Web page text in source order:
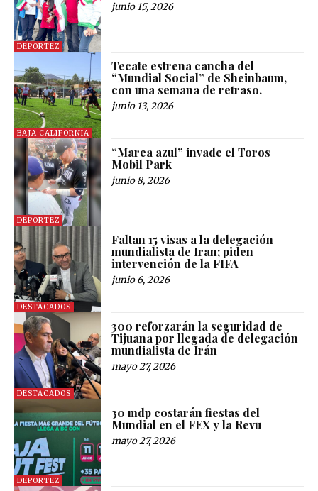
DEPORTEZ
junio 15, 2026
BAJA CALIFORNIA
Tecate estrena cancha del
“Mundial Social” de Sheinbaum,
con una semana de retraso.
junio 13, 2026
DEPORTEZ
“Marea azul” invade el Toros
Mobil Park
junio 8, 2026
DESTACADOS
Faltan 15 visas a la delegación
mundialista de Iran; piden
intervención de la FIFA
junio 6, 2026
DESTACADOS
300 reforzarán la seguridad de
Tijuana por llegada de delegación
mundialista de Irán
mayo 27, 2026
DEPORTEZ
30 mdp costarán fiestas del
Mundial en el FEX y la Revu
mayo 27, 2026